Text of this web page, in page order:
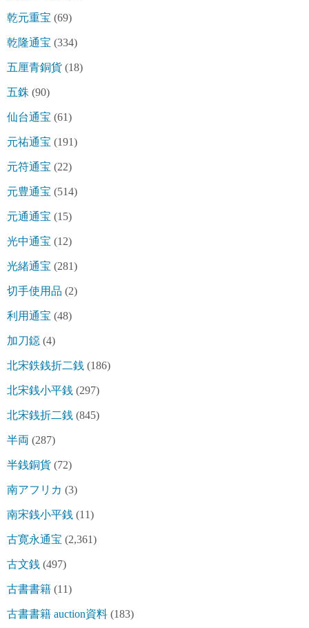
乾元重宝 (69)
乾隆通宝 (334)
五厘青銅貨 (18)
五銖 (90)
仙台通宝 (61)
元祐通宝 (191)
元符通宝 (22)
元豊通宝 (514)
元通通宝 (15)
光中通宝 (12)
光緒通宝 (281)
切手使用品 (2)
利用通宝 (48)
加刀鐚 (4)
北宋鉄銭折二銭 (186)
北宋銭小平銭 (297)
北宋銭折二銭 (845)
半両 (287)
半銭銅貨 (72)
南アフリカ (3)
南宋銭小平銭 (11)
古寛永通宝 (2,361)
古文銭 (497)
古書書籍 (11)
古書書籍 auction資料 (183)